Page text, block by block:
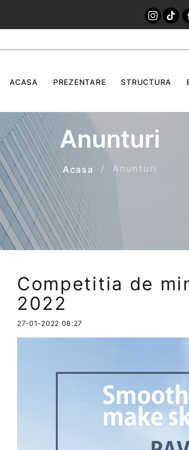
ACASA PREZENTARE STRUCTURA
Anunturi
Acasa Anunturi
Competitia de
2022
27-01-2022 08:27